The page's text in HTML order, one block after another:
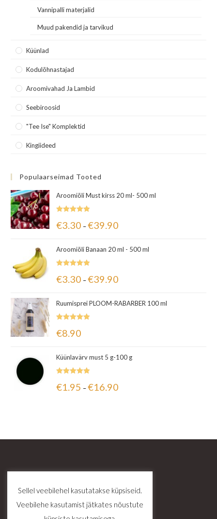
Vannipalli materjalid
Muud pakendid ja tarvikud
Küünlad
Kodulõhnastajad
Aroomivahad Ja Lambid
Seebiroosid
"Tee Ise" Komplektid
Kingiideed
Populaarseimad Tooted
Aroomiõli Must kirss 20 ml- 500 ml
5.00/ 5
€3.30 – €39.90
Aroomiõli Banaan 20 ml - 500 ml
5.00/ 5
€3.30 – €39.90
Ruumisprei PLOOM-RABARBER 100 ml
5.00/ 5
€8.90
Küünlavärv must 5 g-100 g
5.00/ 5
€1.95 – €16.90
Sellel veebilehel kasutatakse küpsiseid.
Veebilehe kasutamist jätkates nõustute